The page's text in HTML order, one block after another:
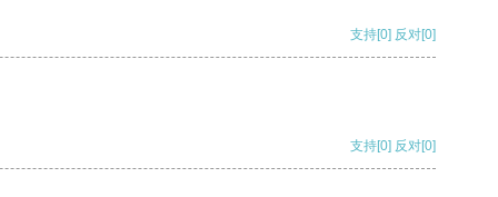
支持[0] 反对[0]
支持[0] 反对[0]